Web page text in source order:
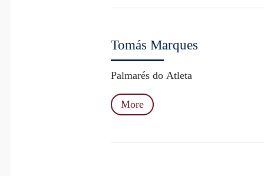
Tomás Marques
Palmarés do Atleta
More